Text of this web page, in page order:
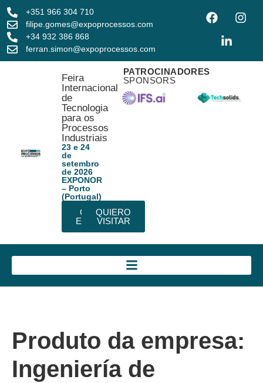
+351 966 304 710
filipe.gomes@expoprocessos.com
+34 932 386 868
ferran.simon@expoprocessos.com
Feira
Internacional
de
Tecnologia
para os
Processos
Industriais
23 e 24
de
setembro
de 2026
EXPONOR
– Porto
(Portugal)
QUIERO
EXPONER
QUIERO
VISITAR
PATROCINADORES
SPONSORS
Produto da empresa:
Ingeniería de